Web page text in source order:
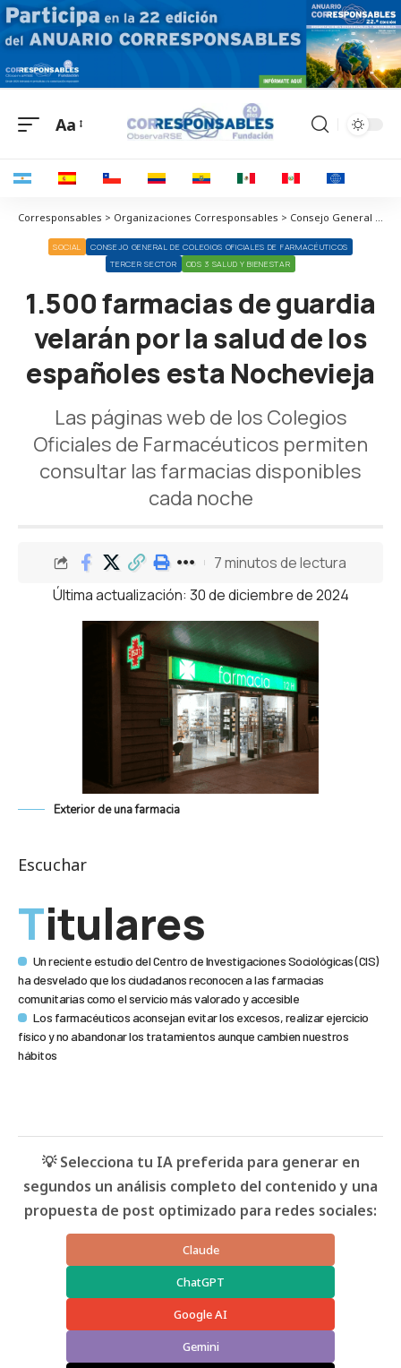
Aa
Corresponsables > Organizaciones Corresponsables > Consejo General de Colegios Oficiales de Farmacéuticos > 1.500 farmacias de guardia velarán por la salud de los españoles esta Nochevieja
SOCIAL
CONSEJO GENERAL DE COLEGIOS OFICIALES DE FARMACÉUTICOS
TERCER SECTOR
ODS 3 SALUD Y BIENESTAR
1.500 farmacias de guardia
velarán por la salud de los
españoles esta Nochevieja
Las páginas web de los Colegios
Oficiales de Farmacéuticos permiten
consultar las farmacias disponibles
cada noche
Última actualización: 30 de diciembre de 2024
7 minutos de lectura
Exterior de una farmacia
Escuchar
Titulares
Un reciente estudio del Centro de Investigaciones Sociológicas (CIS)
ha desvelado que los ciudadanos reconocen a las farmacias
comunitarias como el servicio más valorado y accesible
Los farmacéuticos aconsejan evitar los excesos, realizar ejercicio
físico y no abandonar los tratamientos aunque cambien nuestros
hábitos
💡 Selecciona tu IA preferida para generar en
segundos un análisis completo del contenido y una
propuesta de post optimizado para redes sociales:
Claude
ChatGPT
Google AI
Gemini